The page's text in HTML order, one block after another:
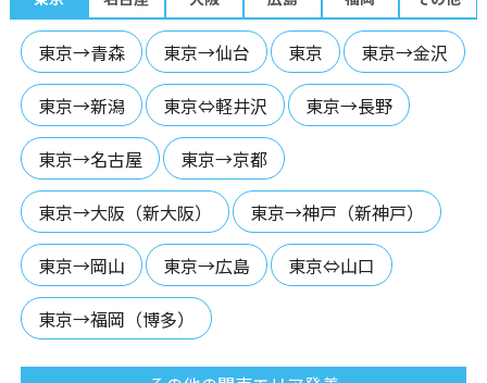
東京→青森 東京→仙台 東京 東京→金沢
東京→新潟 東京⇔軽井沢 東京→長野
東京→名古屋 東京→京都
東京→大阪（新大阪） 東京→神戸（新神戸）
東京→岡山 東京→広島 東京⇔山口
東京→福岡（博多）